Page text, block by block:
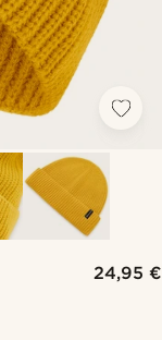
24,95 €